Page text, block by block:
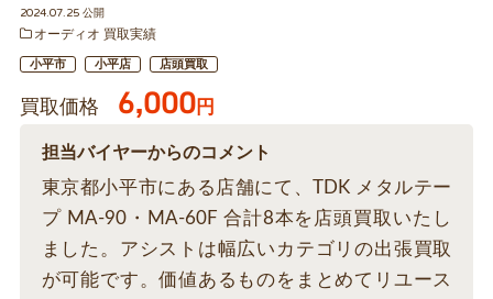
2024.07.25 公開
オーディオ 買取実績
小平市 小平店 店頭買取
買取価格 6,000円
担当バイヤーからのコメント
東京都小平市にある店舗にて、TDK メタルテー
プ MA-90・MA-60F 合計8本を店頭買取いたし
ました。アシストは幅広いカテゴリの出張買取
が可能です。価値あるものをまとめてリユース